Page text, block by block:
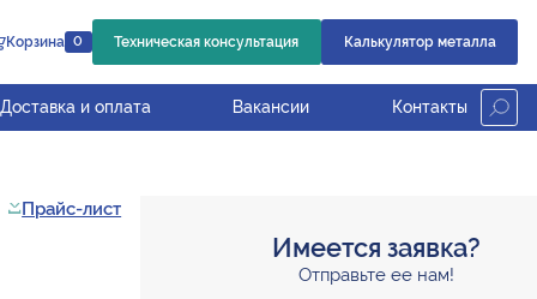
Корзина 0 Техническая консультация Калькулятор металла
Доставка и оплата Вакансии Контакты
Прайс-лист
Имеется заявка?
Отправьте ее нам!